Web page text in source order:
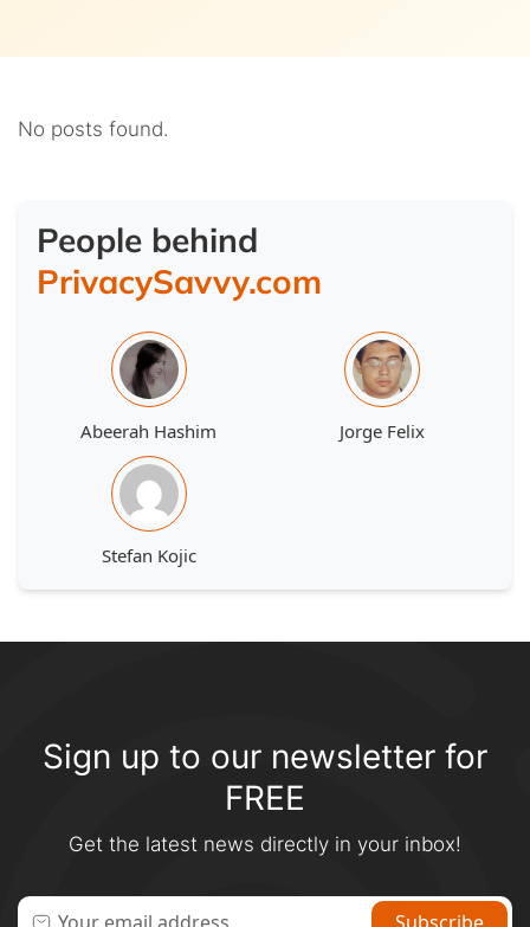
No posts found.
People behind
PrivacySavvy.com
Abeerah Hashim Jorge Felix
Stefan Kojic
Sign up to our newsletter for
FREE
Get the latest news directly in your inbox!